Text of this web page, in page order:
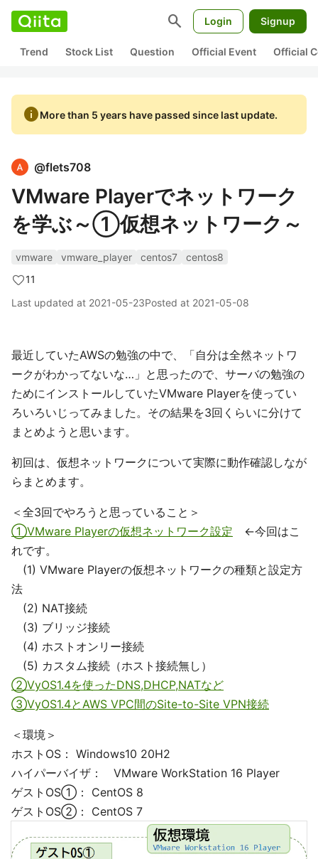
search Login Signup
Trend Stock List Question Official Event Official
infoMore than 5 years have passed since last update.
@flets708
VMware Playerでネットワーク
を学ぶ～①仮想ネットワーク～
vmware vmware_player centos7
centos8
11
Last updated at 2021-05-23Posted at 2021-05-08
最近していたAWSの勉強の中で、「自分は全然ネットワ
ークがわかってないな…」と思ったので、サーバの勉強の
ためにインストールしていたVMware Playerを使ってい
ろいろいじってみました。その結果を3回くらいに分けて
まとめようと思います。
初回は、仮想ネットワークについて実際に動作確認しなが
らまとめます。
＜全3回でやろうと思っていること＞
①VMware Playerの仮想ネットワーク設定 ←今回はこ
れです。
(1) VMware Playerの仮想ネットワークの種類と設定方
法
(2) NAT接続
(3) ブリッジ接続
(4) ホストオンリー接続
(5) カスタム接続（ホスト接続無し）
②VyOS1.4を使ったDNS,DHCP,NATなど
③VyOS1.4とAWS VPC間のSite-to-Site VPN接続
＜環境＞
ホストOS： Windows10 20H2
ハイパーバイザ： VMware WorkStation 16 Player
ゲストOS①： CentOS 8
ゲストOS②： CentOS 7